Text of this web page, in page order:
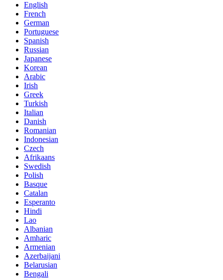
English
French
German
Portuguese
Spanish
Russian
Japanese
Korean
Arabic
Irish
Greek
Turkish
Italian
Danish
Romanian
Indonesian
Czech
Afrikaans
Swedish
Polish
Basque
Catalan
Esperanto
Hindi
Lao
Albanian
Amharic
Armenian
Azerbaijani
Belarusian
Bengali